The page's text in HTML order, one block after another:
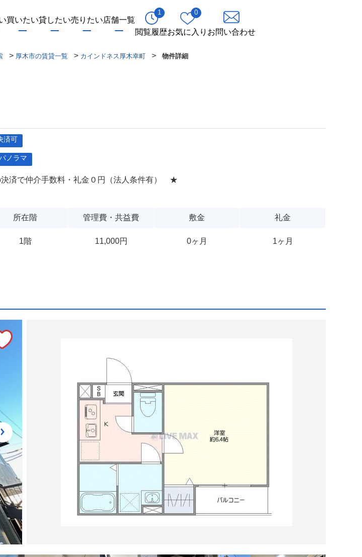
買いたい貸したい売りたい店舗一覧
1
閲覧履歴
0
お気に入り お問い合わせ
> 厚木市の賃貸一覧 > カインドネス厚木幸町 > 物件詳細
済可
ノラマ
で仲介手数料・礼金０円（法人条件有） ★
所在階 管理費・共益費 敷金 礼金
1階 11,000円 0ヶ月 1ヶ月